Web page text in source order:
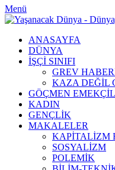
Menü
ANASAYFA
DÜNYA
İŞÇİ SINIFI
GREV
KAZA DEĞİL
GÖÇMEN
KADIN
GENÇLİK
MAKALELER
KAPİTALİZM
SOSYALİZM
POLEMİK